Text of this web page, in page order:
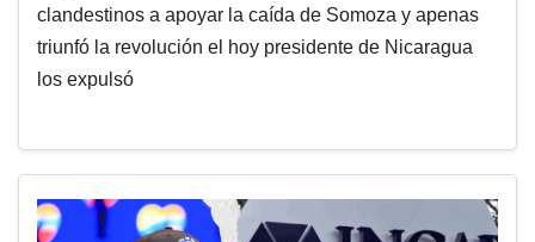
clandestinos a apoyar la caída de Somoza y apenas
triunfó la revolución el hoy presidente de Nicaragua
los expulsó